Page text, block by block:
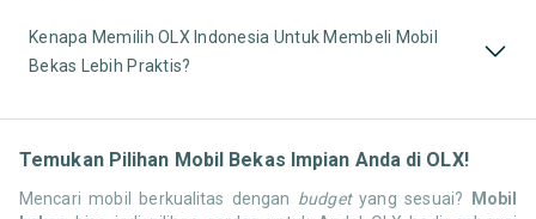
Kenapa Memilih OLX Indonesia Untuk Membeli Mobil
Bekas Lebih Praktis?
Temukan Pilihan Mobil Bekas Impian Anda di OLX!
Mencari mobil berkualitas dengan budgetyang sesuai? Mobil